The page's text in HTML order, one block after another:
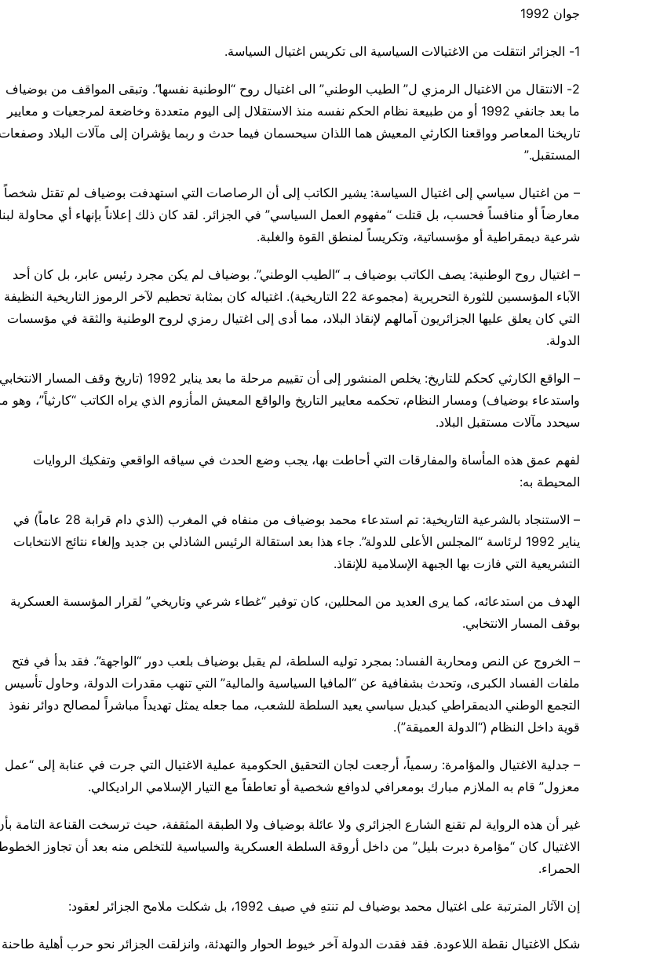
جوان 1992
1- الجزائر انتقلت من الاغتيالات السياسية الى تكريس اغتيال السياسة.
2- الانتقال من الاغتيال الرمزي ل” الطيب الوطني” الى اغتيال روح “الوطنية نفسها”. وتبقى المواقف من بوضياف
ما بعد جانفي 1992 أو من طبيعة نظام الحكم نفسه منذ الاستقلال إلى اليوم متعددة وخاضعة لمرجعيات و معايير
تاريخنا المعاصر وواقعنا الكارثي المعيش هما اللذان سيحسمان فيما حدث و ربما يؤشران إلى مآلات البلاد وصفعات
المستقبل.”
– من اغتيال سياسي إلى اغتيال السياسة: يشير الكاتب إلى أن الرصاصات التي استهدفت بوضياف لم تقتل شخصاً
معارضاً أو منافساً فحسب، بل قتلت “مفهوم العمل السياسي” في الجزائر. لقد كان ذلك إعلاناً بإنهاء أي محاولة
شرعية ديمقراطية أو مؤسساتية، وتكريساً لمنطق القوة والغلبة.
– اغتيال روح الوطنية: يصف الكاتب بوضياف بـ “الطيب الوطني”. بوضياف لم يكن مجرد رئيس عابر، بل كان أحد
الآباء المؤسسين للثورة التحريرية (مجموعة 22 التاريخية). اغتياله كان بمثابة تحطيم لآخر الرموز التاريخية النظيفة
التي كان يعلق عليها الجزائريون آمالهم لإنقاذ البلاد، مما أدى إلى اغتيال رمزي لروح الوطنية والثقة في مؤسسات
الدولة.
– الواقع الكارثي كحكم للتاريخ: يخلص المنشور إلى أن تقييم مرحلة ما بعد يناير 1992 (تاريخ وقف المسار الانتخابي
واستدعاء بوضياف) ومسار النظام، تحكمه معايير التاريخ والواقع المعيش المأزوم الذي يراه الكاتب “كارثياً”، وهو
سيحدد مآلات مستقبل البلاد.
لفهم عمق هذه المأساة والمفارقات التي أحاطت بها، يجب وضع الحدث في سياقه الواقعي وتفكيك الروايات
المحيطة به:
– الاستنجاد بالشرعية التاريخية: تم استدعاء محمد بوضياف من منفاه في المغرب (الذي دام قرابة 28 عاماً) في
يناير 1992 لرئاسة “المجلس الأعلى للدولة”. جاء هذا بعد استقالة الرئيس الشاذلي بن جديد وإلغاء نتائج الانتخابات
التشريعية التي فازت بها الجبهة الإسلامية للإنقاذ.
الهدف من استدعائه، كما يرى العديد من المحللين، كان توفير “غطاء شرعي وتاريخي” لقرار المؤسسة العسكرية
بوقف المسار الانتخابي.
– الخروج عن النص ومحاربة الفساد: بمجرد توليه السلطة، لم يقبل بوضياف بلعب دور “الواجهة”. فقد بدأ في فتح
ملفات الفساد الكبرى، وتحدث بشفافية عن “المافيا السياسية والمالية” التي تنهب مقدرات الدولة، وحاول تأسيس
التجمع الوطني الديمقراطي كبديل سياسي يعيد السلطة للشعب، مما جعله يمثل تهديداً مباشراً لمصالح دوائر نفوذ
قوية داخل النظام (“الدولة العميقة”).
– جدلية الاغتيال والمؤامرة: رسمياً، أرجعت لجان التحقيق الحكومية عملية الاغتيال التي جرت في عنابة إلى “عمل
معزول” قام به الملازم مبارك بومعرافي لدوافع شخصية أو تعاطفاً مع التيار الإسلامي الراديكالي.
غير أن هذه الرواية لم تقنع الشارع الجزائري ولا عائلة بوضياف ولا الطبقة المثقفة، حيث ترسخت القناعة التامة
الاغتيال كان “مؤامرة دبرت بليل” من داخل أروقة السلطة العسكرية والسياسية للتخلص منه بعد أن تجاوز
الحمراء.
إن الآثار المترتبة على اغتيال محمد بوضياف لم تنتهِ في صيف 1992، بل شكلت ملامح الجزائر لعقود:
شكل الاغتيال نقطة اللاعودة. فقد فقدت الدولة آخر خيوط الحوار والتهدئة، وانزلقت الجزائر نحو حرب أهلية طاحنة